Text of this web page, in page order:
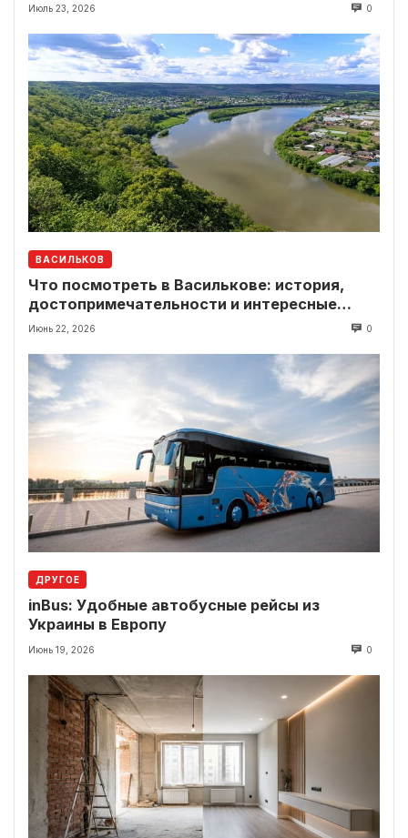
Июль 23, 2026 0
ВАСИЛЬКОВ
Что посмотреть в Василькове: история,
достопримечательности и интересные
локации рядом
Июнь 22, 2026 0
ДРУГОЕ
inBus: Удобные автобусные рейсы из
Украины в Европу
Июнь 19, 2026 0